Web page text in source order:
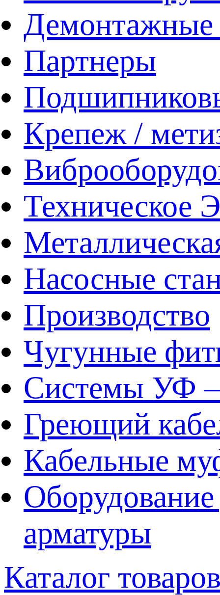
Демонтажные
Партнеры
Крепеж /
Техническое
Насосные
Производство
Чугунные
Системы УФ –
Греющий
Кабельные
арматуры
Каталог